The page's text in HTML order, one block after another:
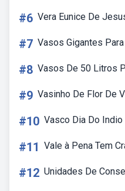
#6 Vera Eunice De
#7 Vasos Gigantes
#8 Vasos De 50 Litros
#9 Vasinho De Flor De
#10 Vasco Dia Do Indio
#11 Vale à Pena Tem
#12 Unidades De